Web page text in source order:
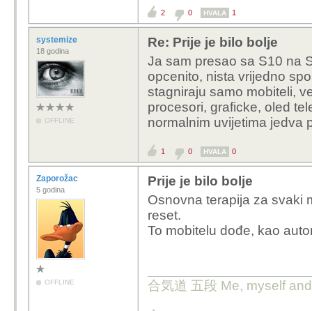
2 0 HVALA 1
systemize
18 godina
OFFLINE
Re: Prije je bilo bolje
Ja sam presao sa S10 na
opcenito, nista vrijedno
stagniraju samo mobiteli,
procesori, graficke, oled
normalnim uvijetima jedva
1 0 HVALA 0
Zaporožac
5 godina
OFFLINE
Prije je bilo bolje
Osnovna terapija za svaki
reset.
To mobitelu dođe, kao
合気道 五段 Me, myself